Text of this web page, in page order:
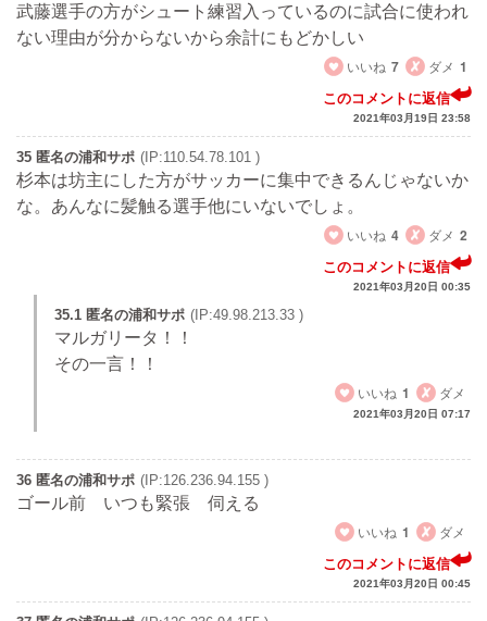
武藤選手の方がシュート練習入っているのに試合に使われ
ない理由が分からないから余計にもどかしい
いいね 7 ダメ 1
このコメントに返信
2021年03月19日 23:58
35 匿名の浦和サポ (IP:110.54.78.101 )
杉本は坊主にした方がサッカーに集中できるんじゃないか
な。あんなに髪触る選手他にいないでしょ。
いいね 4 ダメ 2
このコメントに返信
2021年03月20日 00:35
35.1 匿名の浦和サポ (IP:49.98.213.33 )
マルガリータ！！
その一言！！
いいね 1 ダメ
2021年03月20日 07:17
36 匿名の浦和サポ (IP:126.236.94.155 )
ゴール前 いつも緊張 伺える
いいね 1 ダメ
このコメントに返信
2021年03月20日 00:45